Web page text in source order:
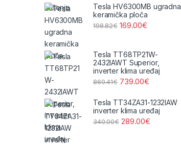
Tesla HV6300MB ugradna
keramička ploča
198.82€ 169.00€
Tesla TT68TP21W-
2432IAWT Superior,
inverter klima uređaj
869.41€ 739.00€
Tesla TT34ZA31-1232IAW
inverter klima uređaj
340.00€ 289.00€